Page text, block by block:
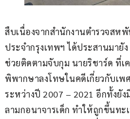
สืบเนื่องจากสำนักงานตำรวจสหพั
ประจำกรุงเทพฯ ได้ประสานมายั
ช่วยติดตามจับกุม นายริชาร์ด ที่เ
พิพากษาลงโทษในคดีเกี่ยวกับเพ
ระหว่างปี 2007 – 2021 อีกทั้งยั
ลามกอนาจารเด็ก ทำให้ถูกขึ้นทะ